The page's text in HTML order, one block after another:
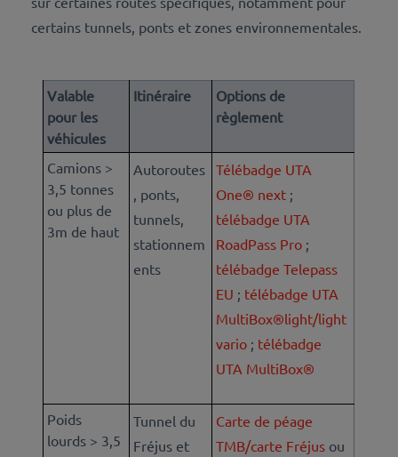
certains tunnels, ponts et zones environnementales.
Valable
pour les
véhicules
Itinéraire
Options de
règlement
Camions >
3,5 tonnes
ou plus de
3m de haut
Autoroutes
, ponts,
tunnels,
stationnem
ents
Télébadge UTA
One® next ;
télébadge UTA
RoadPass Pro ;
télébadge Telepass
EU ; télébadge UTA
MultiBox®light/light
vario ; télébadge
UTA MultiBox®
Poids
lourds > 3,5
Tunnel du
Fréjus et
Carte de péage
TMB/carte Fréjus ou